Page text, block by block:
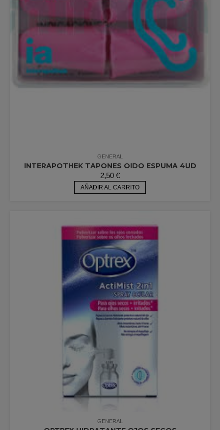
GENERAL
INTERAPOTHEK TAPONES OIDO ESPUMA 4UD
2,50 €
AÑADIR AL CARRITO
GENERAL